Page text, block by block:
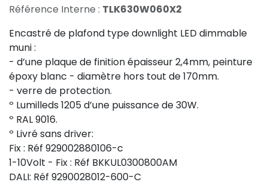
Référence Interne : TLK630W060X2
Encastré de plafond type downlight LED dimmable
muni :
- d’une plaque de finition épaisseur 2,4mm, peinture
époxy blanc - diamètre hors tout de 170mm.
- verre de protection.
º Lumilleds 1205 d’une puissance de 30W.
º RAL 9016.
º Livré sans driver:
Fix : Réf 929002880106-c
1-10Volt - Fix : Réf BKKUL0300800AM
DALI: Réf 9290028012-600-C